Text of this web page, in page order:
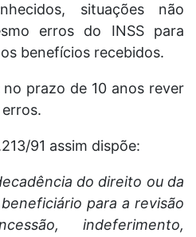
situações não
erros do INSS para
benefícios recebidos.
prazo de 10 anos rever
91 assim dispõe:
do direito ou da
para a revisão
indeferimento,